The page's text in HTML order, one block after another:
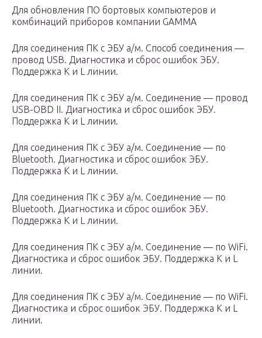
Для обновления ПО бортовых компьютеров и
комбинаций приборов компании GAMMA
Для соединения ПК с ЭБУ а/м. Способ соединения —
провод USB. Диагностика и сброс ошибок ЭБУ.
Поддержка К и L линии.
Для соединения ПК с ЭБУ а/м. Соединение — провод
USB-OBD II. Диагностика и сброс ошибок ЭБУ.
Поддержка К и L линии.
Для соединения ПК с ЭБУ а/м. Соединение — по
Bluetooth. Диагностика и сброс ошибок ЭБУ.
Поддержка К и L линии.
Для соединения ПК с ЭБУ а/м. Соединение — по
Bluetooth. Диагностика и сброс ошибок ЭБУ.
Поддержка К и L линии.
Для соединения ПК с ЭБУ а/м. Соединение — по WiFi.
Диагностика и сброс ошибок ЭБУ. Поддержка К и L
линии.
Для соединения ПК с ЭБУ а/м. Соединение — по WiFi.
Диагностика и сброс ошибок ЭБУ. Поддержка К и L
линии.